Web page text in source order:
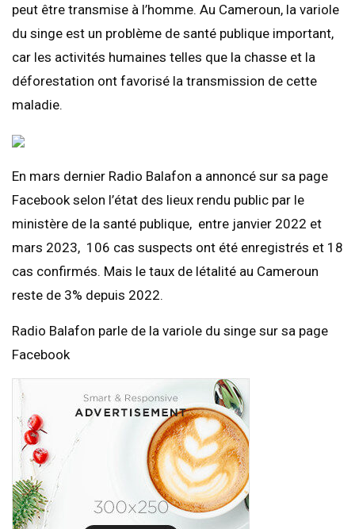
peut être transmise à l’homme. Au Cameroun, la variole
du singe est un problème de santé publique important,
car les activités humaines telles que la chasse et la
déforestation ont favorisé la transmission de cette
maladie.
En mars dernier Radio Balafon a annoncé sur sa page
Facebook selon l’état des lieux rendu public par le
ministère de la santé publique, entre janvier 2022 et
mars 2023, 106 cas suspects ont été enregistrés et 18
cas confirmés. Mais le taux de létalité au Cameroun
reste de 3% depuis 2022.
Radio Balafon parle de la variole du singe sur sa page
Facebook